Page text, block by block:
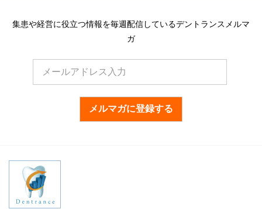
集患や経営に役立つ情報を毎週配信しているデントランスメルマ
ガ
メルマガに登録する